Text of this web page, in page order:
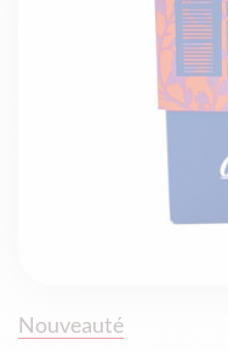
Nouveauté